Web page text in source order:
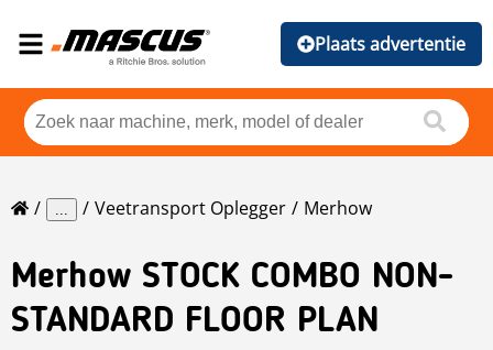
Plaats advertentie
... Veetransport Oplegger Merhow
Merhow STOCK COMBO NON-
STANDARD FLOOR PLAN